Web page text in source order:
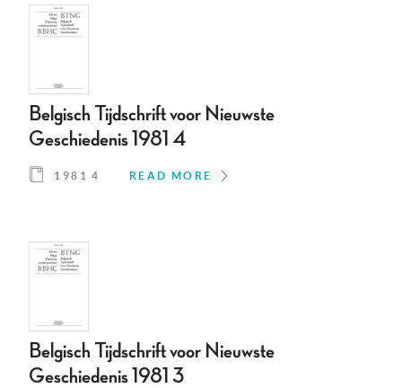
Belgisch Tijdschrift voor Nieuwste
Geschiedenis 1981 4
1981 4 READ MORE
Belgisch Tijdschrift voor Nieuwste
Geschiedenis 1981 3